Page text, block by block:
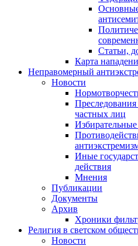
Статьи,
Карта
Неправомерный
Новости
частных лиц
Иные
действия
Мнения
Публикации
Документы
Архив
Хроники
Религия в светском
Новости